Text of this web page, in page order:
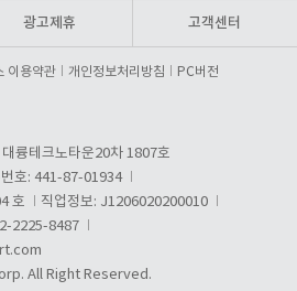
광고제휴 고객센터
이용약관 개인정보처리방침 PC버전
륭테크노타운20차 1807호
번호: 441-87-01934
호
직업정보: J1206020200010
2225-8487
All Right Reserved.